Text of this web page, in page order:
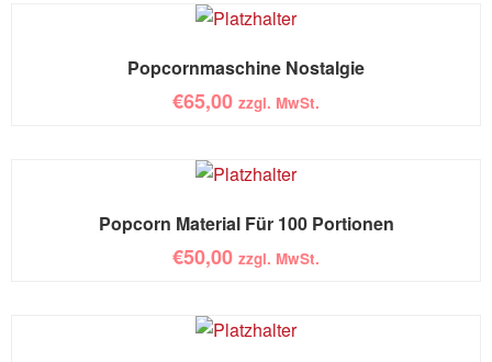
Popcornmaschine Nostalgie
€65,00 zzgl. MwSt.
Popcorn Material Für 100 Portionen
€50,00 zzgl. MwSt.